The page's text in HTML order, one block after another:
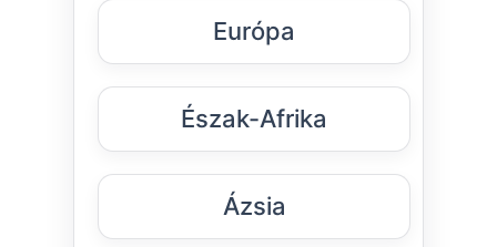
Európa
Észak-Afrika
Ázsia